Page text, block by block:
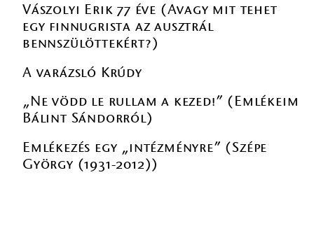
Vászolyi Erik 77 éve (Avagy mit tehet
egy finnugrista az ausztrál
bennszülöttekért?)
A varázsló Krúdy
„Ne vödd le rullam a kezed!” (Emlékeim
Bálint Sándorról)
Emlékezés egy „intézményre” (Szépe
György (1931-2012))